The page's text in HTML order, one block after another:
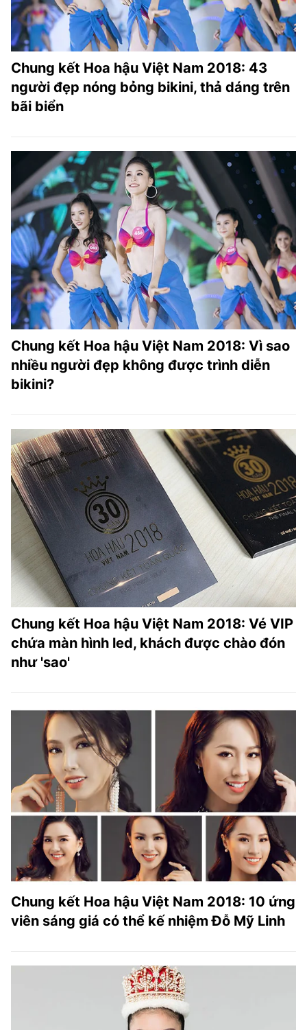
Chung kết Hoa hậu Việt Nam 2018: 43
người đẹp nóng bỏng bikini, thả dáng trên
bãi biển
Chung kết Hoa hậu Việt Nam 2018: Vì sao
nhiều người đẹp không được trình diễn
bikini?
Chung kết Hoa hậu Việt Nam 2018: Vé VIP
chứa màn hình led, khách được chào đón
như 'sao'
Chung kết Hoa hậu Việt Nam 2018: 10 ứng
viên sáng giá có thể kế nhiệm Đỗ Mỹ Linh